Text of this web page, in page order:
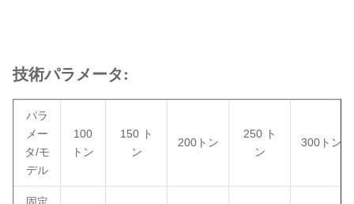
技術パラメータ:
パラ
メー
タ/モ
デル
100
トン
150 ト
ン
200トン
250 ト
ン
300トン